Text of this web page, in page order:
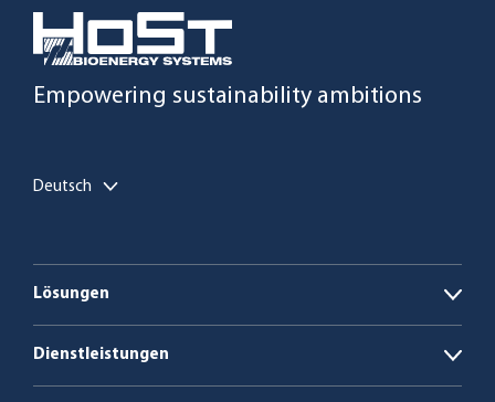
Empowering sustainability ambitions
Deutsch
Lösungen
Open
Biomasse- und abfallbefeuerte
Dienstleistungen
Open